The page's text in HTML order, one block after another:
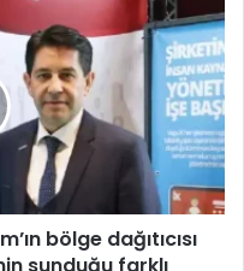
bölge dağıtıcısı